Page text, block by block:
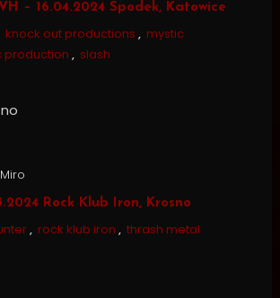
– 16.04.2024 Spodek, Katowice
knock out productions , mystic
production , slash
Miro
Rock Klub Iron, Krosno
, rock klub iron , thrash metal